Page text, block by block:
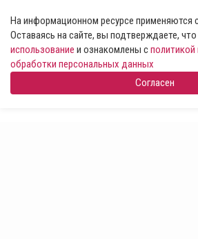
На информационном ресурсе применяются
Оставаясь на сайте, вы подтверждаете, что
использование и ознакомлены с
обработки персональных данных
Согласен